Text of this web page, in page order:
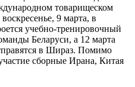
товарищеском
9 марта, в
учебно-тренировочный
Беларуси, а 12 марта
в Шираз. Помимо
сборные Ирана, Китая